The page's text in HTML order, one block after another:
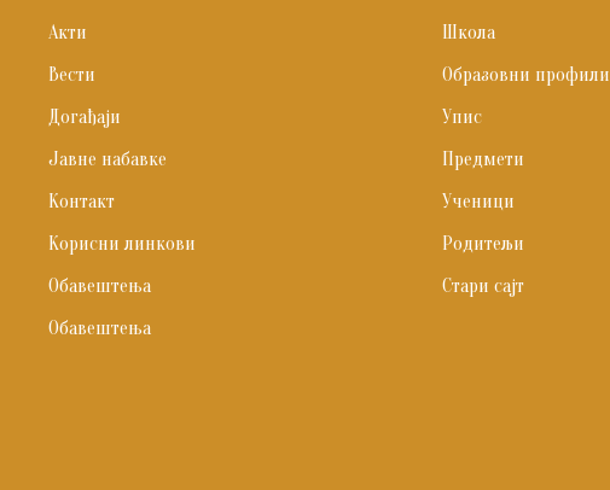
Акти
Вести
Догађаји
Јавне набавке
Контакт
Корисни линкови
Обавештења
Обавештења
Школа
Образовни профили
Упис
Предмети
Ученици
Родитељи
Стари сајт